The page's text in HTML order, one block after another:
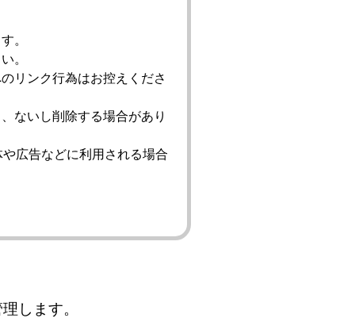
。
。
リンク行為はお控えくださ
ないし削除する場合があり
広告などに利用される場合
します。